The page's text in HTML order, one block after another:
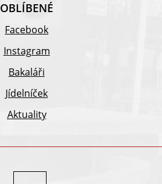
OBLÍBENÉ
Facebook
Instagram
Bakaláři
Jídelníček
Aktuality